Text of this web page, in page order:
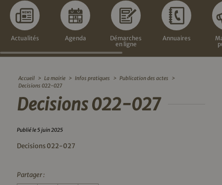
Actualités Agenda
Démarches
en ligne
Annuaires
Accueil > La mairie > Infos pratiques > Publication des actes
>
Decisions 022-027
Decisions 022-027
Publié le 5 juin 2025
Decisions 022-027
Partager :